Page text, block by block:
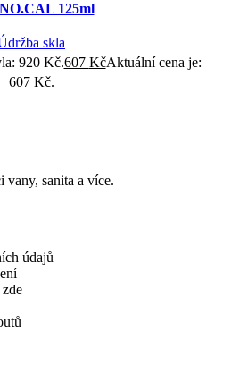
125ml
skla
920 Kč.607 KčAktuální cena je:
607 Kč.
sanita a více.
údajů